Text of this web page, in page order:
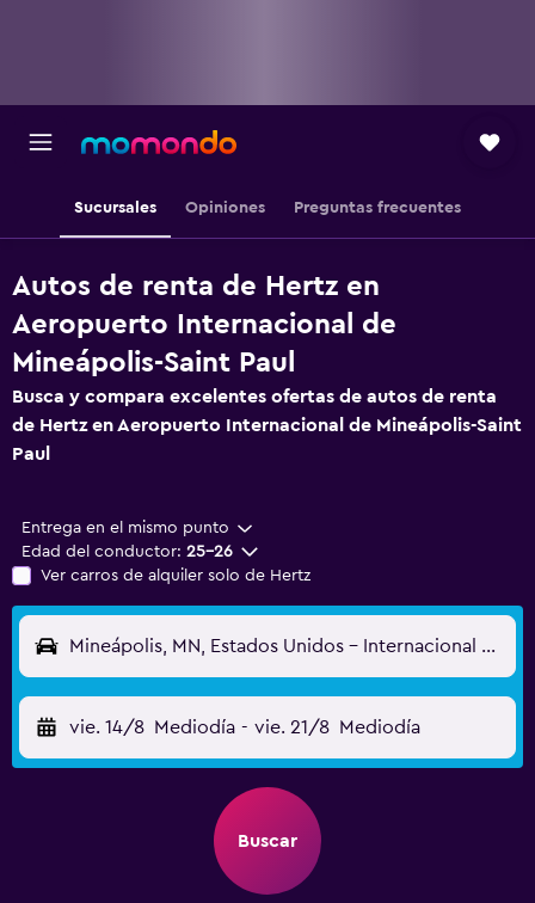
Sucursales Opiniones Preguntas frecuentes
Autos de renta de Hertz en
Aeropuerto Internacional de
Mineápolis-Saint Paul
Busca y compara excelentes ofertas de autos de renta
de Hertz en Aeropuerto Internacional de Mineápolis-Saint
Paul
Entrega en el mismo punto
Edad del conductor: 25-26
Ver carros de alquiler solo de Hertz
Mineápolis, MN, Estados Unidos - Internacional de Mineápolis-Saint Paul (MSP)
vie. 14/8 Mediodía - vie. 21/8 Mediodía
Buscar